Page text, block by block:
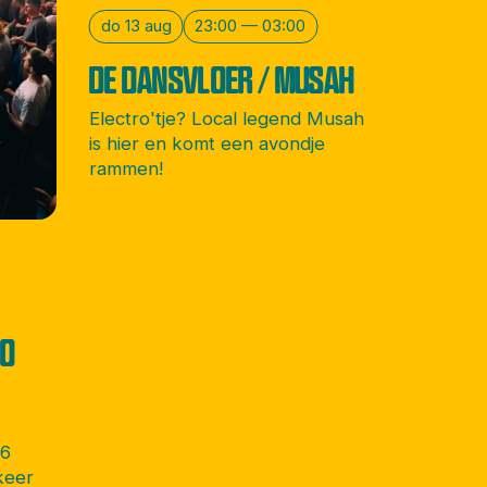
do 13 aug 23:00 — 03:00
DE DANSVLOER / MUSAH
Electro'tje? Local legend Musah
is hier en komt een avondje
rammen!